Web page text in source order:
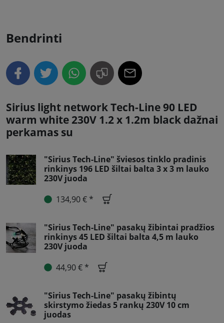
Bendrinti
Sirius light network Tech-Line 90 LED
warm white 230V 1.2 x 1.2m black dažnai
perkamas su
"Sirius Tech-Line" šviesos tinklo pradinis
rinkinys 196 LED šiltai balta 3 x 3 m lauko
230V juoda
134,90 € *
"Sirius Tech-Line" pasakų žibintai pradžios
rinkinys 45 LED šiltai balta 4,5 m lauko
230V juoda
44,90 € *
"Sirius Tech-Line" pasakų žibintų
skirstymo žiedas 5 rankų 230V 10 cm
juodas